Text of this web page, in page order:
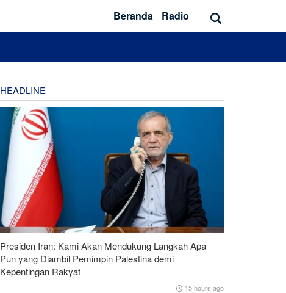
Beranda Radio
HEADLINE
Presiden Iran: Kami Akan Mendukung Langkah Apa
Pun yang Diambil Pemimpin Palestina demi
Kepentingan Rakyat
15 hours ago